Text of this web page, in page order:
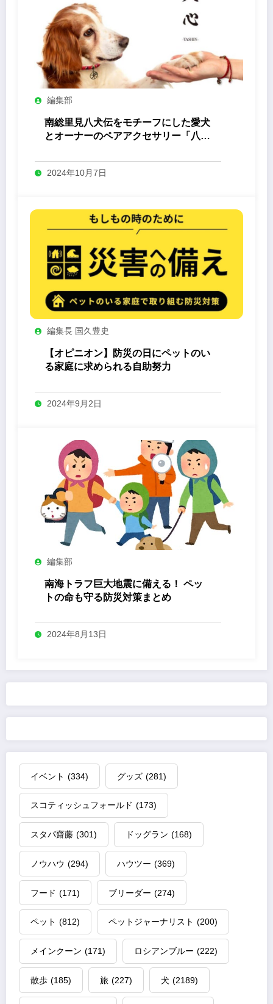
編集部
南総里見八犬伝をモチーフにした愛犬
とオーナーのペアアクセサリー「八心
2024年10月7日
編集長 国久豊史
【オピニオン】防災の日にペットのい
る家庭に求められる自助努力
2024年9月2日
編集部
南海トラフ巨大地震に備える！ ペッ
トの命も守る防災対策まとめ
2024年8月13日
イベント (334) グッズ (281)
スコティッシュフォールド (173)
スタパ齋藤 (301) ドッグラン (168)
ノウハウ (294) ハウツー (369)
フード (171) ブリーダー (274)
ペット (812) ペットジャーナリスト (200)
メインクーン (171) ロシアンブルー (222)
散歩 (185) 旅 (227) 犬 (2189)